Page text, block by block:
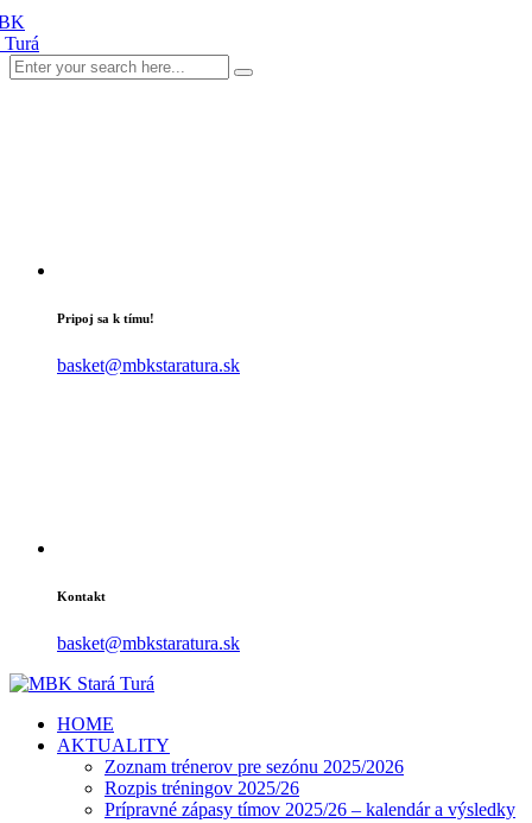
Pripoj sa k tímu!
basket@mbkstaratura.sk
Kontakt
basket@mbkstaratura.sk
HOME
AKTUALITY
Zoznam trénerov pre sezónu 2025/2026
Rozpis tréningov 2025/26
Prípravné zápasy tímov 2025/26 – kalendár a výsledky